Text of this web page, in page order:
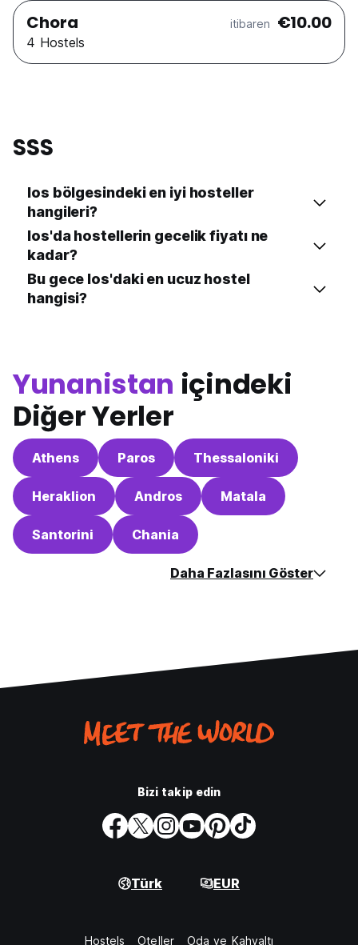
Chora itibaren €10.00
4 Hostels
SSS
Ios bölgesindeki en iyi hosteller
hangileri?
Ios'da hostellerin gecelik fiyatı ne
kadar?
Bu gece Ios'daki en ucuz hostel
hangisi?
Yunanistan içindeki
Diğer Yerler
Athens Paros Thessaloniki
Heraklion Andros Matala
Santorini Chania
Daha Fazlasını Göster
Bizi takip edin
Türk EUR
Hostels Oteller Oda ve Kahvaltı